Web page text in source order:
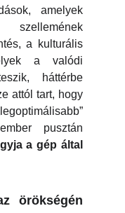
amelyek
a kulturális
a valódi
háttérbe
attól tart, hogy
pusztán
a gép által
örökségén